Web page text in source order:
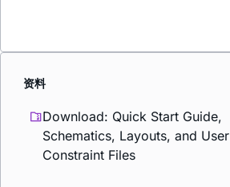
资料
Download: Quick Start Guide,
Schematics, Layouts, and User
Constraint Files